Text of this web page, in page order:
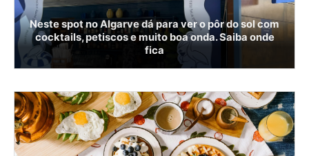
Neste spot no Algarve dá para ver o pôr do sol com
cocktails, petiscos e muito boa onda. Saiba onde
fica